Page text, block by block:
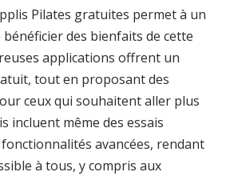
Pilates gratuites permet à un
des bienfaits de cette
applications offrent un
tout en proposant des
ceux qui souhaitent aller plus
incluent même des essais
avancées, rendant
à tous, y compris aux